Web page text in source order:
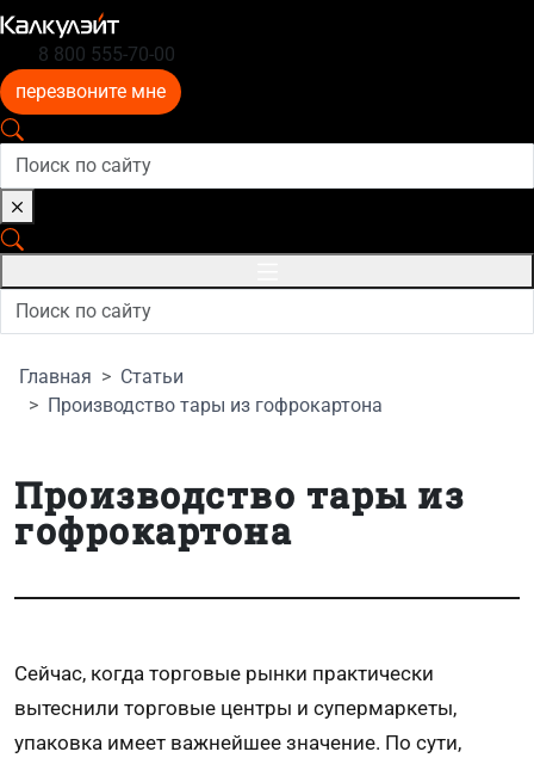
8 800 555-70-00
перезвоните мне
Главная
Статьи
Производство тары из гофрокартона
Производство тары из
гофрокартона
Сейчас, когда торговые рынки практически
вытеснили торговые центры и супермаркеты,
упаковка имеет важнейшее значение. По сути,